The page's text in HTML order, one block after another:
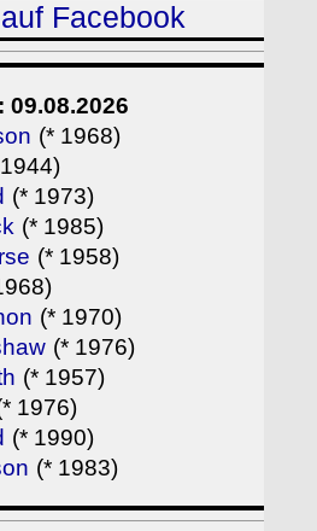
Facebook
(* 1968)
(* 1973)
(* 1985)
(* 1958)
(* 1970)
(* 1976)
(* 1957)
1976)
(* 1990)
(* 1983)